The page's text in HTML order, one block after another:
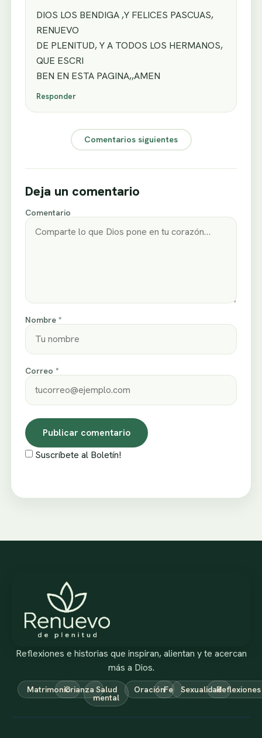
DIOS LOS BENDIGA ,Y FELICES PASCUAS,
RENUEVO
DE PLENITUD, Y A TODOS LOS HERMANOS,
QUE ESCRI
BEN EN ESTA PAGINA,,AMEN
Responder
Comentarios siguientes
Deja un comentario
Comentario
Nombre *
Correo *
Suscríbete al Boletín!
Reflexiones e historias que inspiran, alientan y te acercan
más a Dios.
MatrimonioCrianza Salud
mental
OraciónFe SexualidadReflexiones